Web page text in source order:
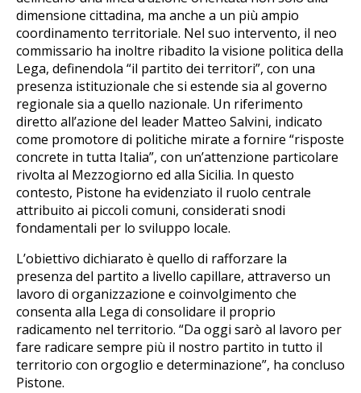
dimensione cittadina, ma anche a un più ampio
coordinamento territoriale. Nel suo intervento, il neo
commissario ha inoltre ribadito la visione politica della
Lega, definendola “il partito dei territori”, con una
presenza istituzionale che si estende sia al governo
regionale sia a quello nazionale. Un riferimento
diretto all’azione del leader Matteo Salvini, indicato
come promotore di politiche mirate a fornire “risposte
concrete in tutta Italia”, con un’attenzione particolare
rivolta al Mezzogiorno ed alla Sicilia. In questo
contesto, Pistone ha evidenziato il ruolo centrale
attribuito ai piccoli comuni, considerati snodi
fondamentali per lo sviluppo locale.
L’obiettivo dichiarato è quello di rafforzare la
presenza del partito a livello capillare, attraverso un
lavoro di organizzazione e coinvolgimento che
consenta alla Lega di consolidare il proprio
radicamento nel territorio. “Da oggi sarò al lavoro per
fare radicare sempre più il nostro partito in tutto il
territorio con orgoglio e determinazione”, ha concluso
Pistone.